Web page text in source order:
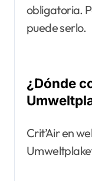
obligatoria.
puede serlo.
¿Dónde
Crit’Air en